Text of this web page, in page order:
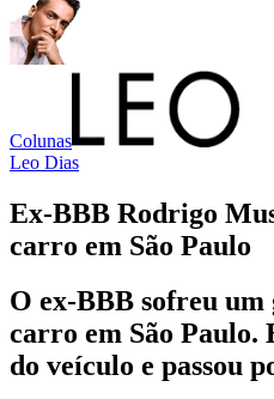
Colunas
Leo Dias
Ex-BBB Rodrigo
carro em São Paulo
O ex-BBB sofreu um
carro em São Paulo.
do veículo e passou